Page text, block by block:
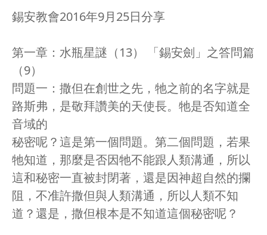
錫安教會2016年9月25日分享
第一章：水瓶星謎（13） 「錫安劍」之答問篇
（9）
問題一：撒但在創世之先，牠之前的名字就是
路斯弗，是敬拜讚美的天使長。牠是否知道全
音域的
秘密呢？這是第一個問題。第二個問題，若果
牠知道，那麼是否因牠不能跟人類溝通，所以
這和秘密一直被封閉著，還是因神超自然的攔
阻，不准許撒但與人類溝通，所以人類不知
道？還是，撒但根本是不知道這個秘密呢？